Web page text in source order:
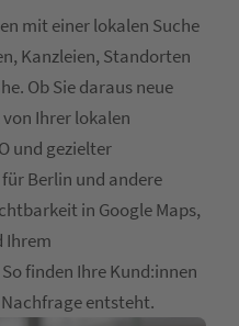
mit einer lokalen Suche
Kanzleien, Standorten
Ob Sie daraus neue
Ihrer lokalen
und gezielter
Berlin und andere
in Google Maps,
Ihrem
So finden Ihre Kund:innen
entsteht.